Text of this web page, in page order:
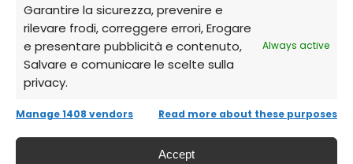
Garantire la sicurezza, prevenire e
rilevare frodi, correggere errori, Erogare
e presentare pubblicità e contenuto,
Salvare e comunicare le scelte sulla
privacy.
Always active
Manage 1408 vendors Read more about these purposes
Accept